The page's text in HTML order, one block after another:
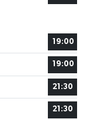
19:00
19:00
21:30
21:30